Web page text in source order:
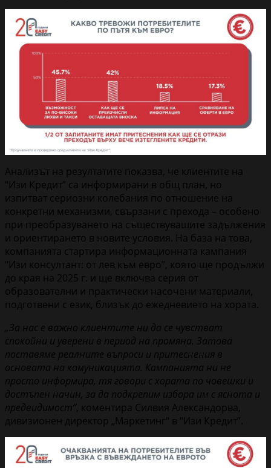
Анализът на резултатите показва, че клиентите на
“Изи Кредит” са информирани в общ план, но
изпитват сериозни колебания по отношение на
конкретни механизми, свързани с прехода – особено
при преобразуването на съществуващите задължения
и ориентирането в новите условия. На база на това,
компанията стартира информационната кампания
“Изи консултант: от лев към евро”, която ще продължи
до края на 2025 г. и ще включва серия от
образователни и практически насочени материали,
подготвени с език, близък до ежедневието на хората.
„За нас е важно клиентите ни да се чувстват
спокойни и уверени в период на промяна. Затова
поставяме реалните въпроси и притеснения в
основата на комуникацията. Кампанията ни не
просто информира, тя говори с хората по човешки и
достъпен начин, за да подкрепим избора им с яснота и
предвидимост“, коментира Силвия Александорва,
дивизионен директор „Маркетинг“ в “Изи Кредит”.